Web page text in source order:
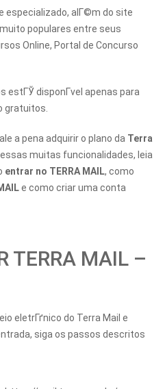
especializado, alГ©m do site
populares entre seus
Online, Portal de Concurso
estГЎ disponГ­vel apenas para
gratuitos.
a pena adquirir o plano da Terra
muitas funcionalidades, leia
entrar no TERRA MAIL, como
e como criar uma conta
TERRA MAIL –
eletrГґnico do Terra Mail e
siga os passos descritos